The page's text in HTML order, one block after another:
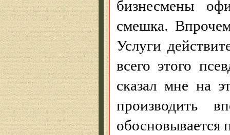
бизнесмены
смешка.
Услуги
всего этого
сказал мне на
производить
обосновывается